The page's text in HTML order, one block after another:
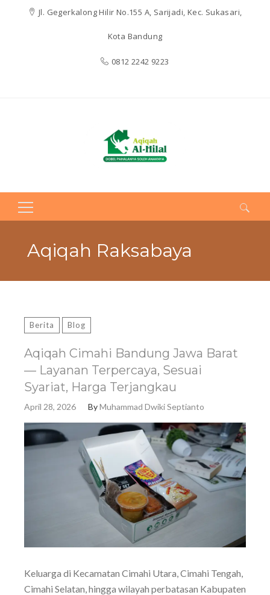
Jl. Gegerkalong Hilir No.155 A, Sarijadi, Kec. Sukasari,
Kota Bandung
0812 2242 9223
Search
Aqiqah Raksabaya
Berita Blog
Aqiqah Cimahi Bandung Jawa Barat
— Layanan Terpercaya, Sesuai
Syariat, Harga Terjangkau
April 28, 2026 ByMuhammad Dwiki Septianto
Keluarga di Kecamatan Cimahi Utara, Cimahi Tengah,
Cimahi Selatan, hingga wilayah perbatasan Kabupaten